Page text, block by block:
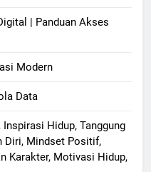
| Panduan Akses
Modern
Data
Hidup, Tanggung
Diri, Mindset Positif,
Karakter, Motivasi Hidup,